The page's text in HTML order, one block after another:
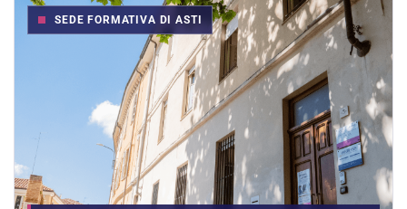
SEDE FORMATIVA DI ASTI